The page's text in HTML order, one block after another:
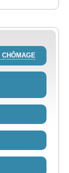
CHÔMAGE